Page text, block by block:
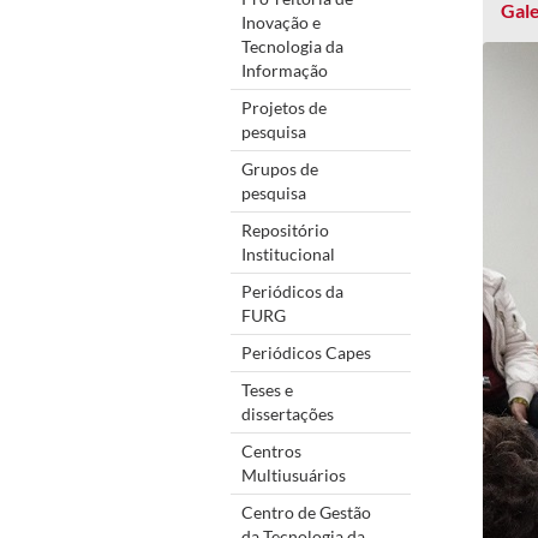
Inovação e
Tecnologia da
Informação
Projetos de
pesquisa
Grupos de
pesquisa
Repositório
Institucional
Periódicos da
FURG
Periódicos Capes
Teses e
dissertações
Centros
Multiusuários
Centro de Gestão